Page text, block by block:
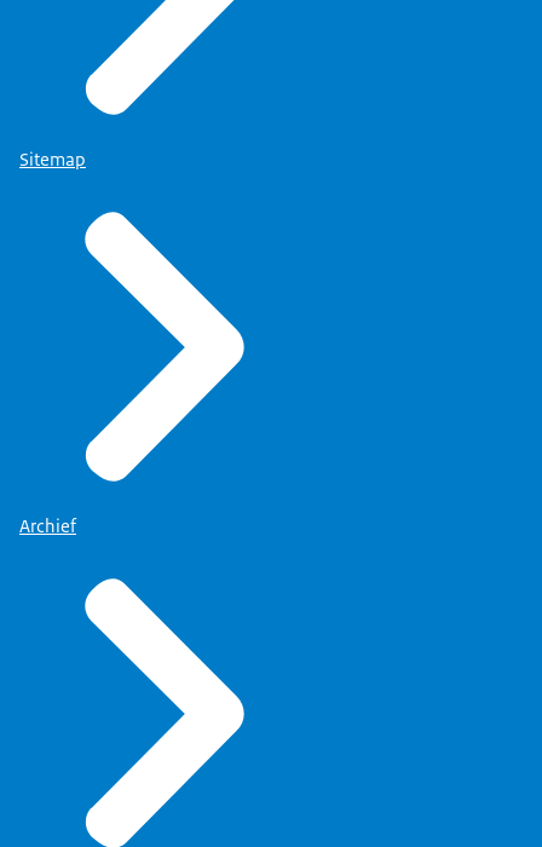
Sitemap
Archief